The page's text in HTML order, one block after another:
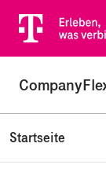
Startseite